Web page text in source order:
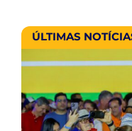
ÚLTIMAS